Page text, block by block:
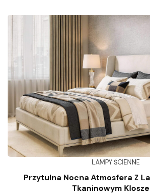
LAMPY ŚCIENNE
Przytulna Nocna Atmosfera Z
Tkaninowym